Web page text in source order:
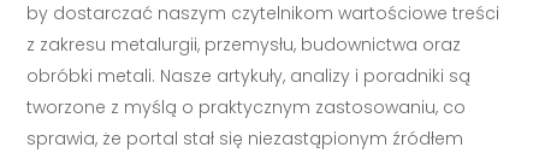
by dostarczać naszym czytelnikom wartościowe treści
z zakresu metalurgii, przemysłu, budownictwa oraz
obróbki metali. Nasze artykuły, analizy i poradniki są
tworzone z myślą o praktycznym zastosowaniu, co
sprawia, że portal stał się niezastąpionym źródłem